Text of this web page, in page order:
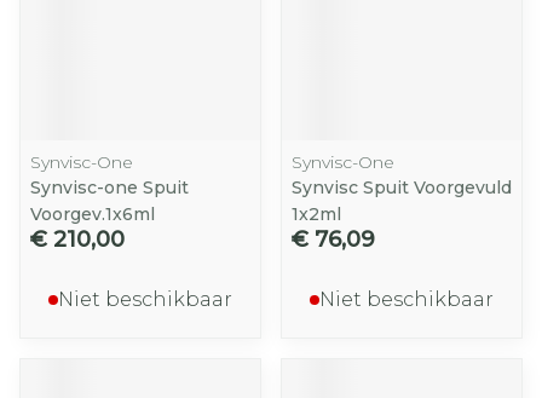
Synvisc-One
Synvisc-one Spuit
Voorgev.1x6ml
€ 210,00
Niet beschikbaar
Synvisc-One
Synvisc Spuit Voorgevuld
1x2ml
€ 76,09
Niet beschikbaar